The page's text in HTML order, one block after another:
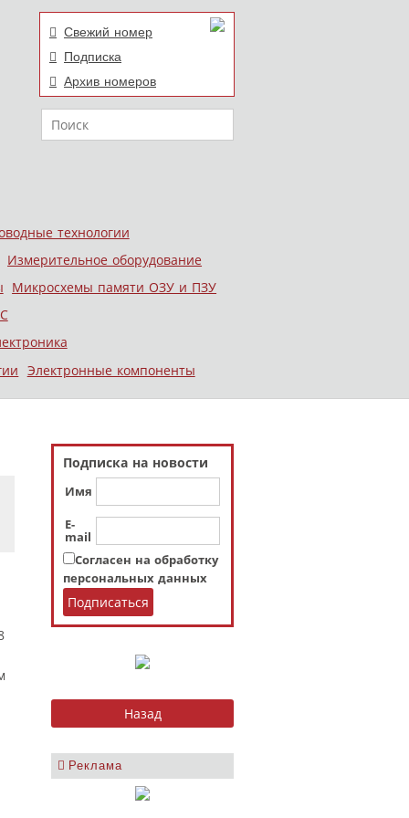
Свежий номер
Подписка
Архив номеров
Поиск
технологии
Измерительное оборудование
Микросхемы памяти ОЗУ и ПЗУ
Электронные компоненты
Подписка на новости
Имя
E-
mail
Согласен на обработку
персональных данных
Реклама